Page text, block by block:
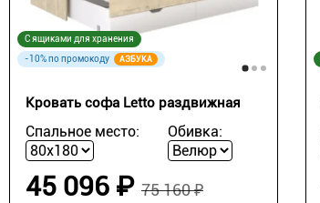
С ящиками для хранения
-10% по промокоду
АЗБУКА
Кровать софа Letto раздвижная
Спальное место: Обивка:
75 160 ₽
45 096 ₽